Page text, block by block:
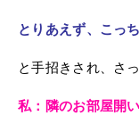
とりあえず、こっ
と手招きされ、さ
私：隣のお部屋開